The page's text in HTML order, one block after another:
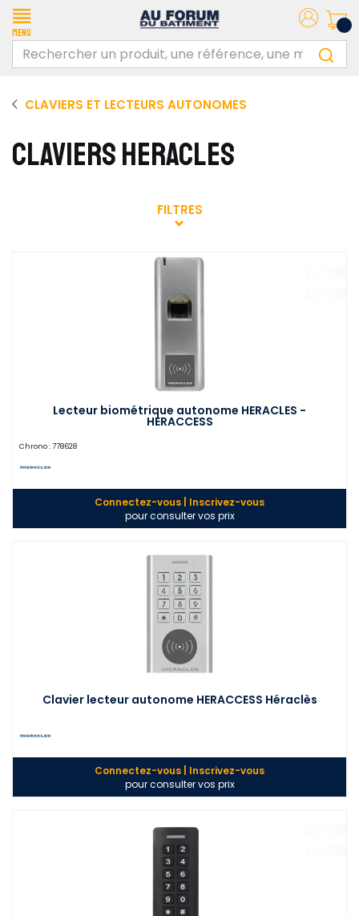
Menu
CLAVIERS ET LECTEURS AUTONOMES
CLAVIERS HERACLES
FILTRES
Lecteur biométrique autonome HERACLES -
HERACCESS
Chrono : 778628
Connectez-vous | Inscrivez-vous
pour consulter vos prix
Clavier lecteur autonome HERACCESS Héraclès
Connectez-vous | Inscrivez-vous
pour consulter vos prix